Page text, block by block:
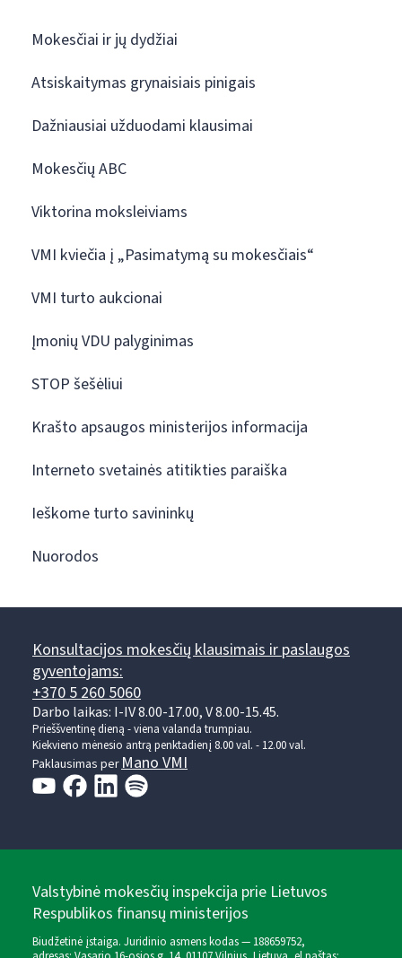
Mokesčiai ir jų dydžiai
Atsiskaitymas grynaisiais pinigais
Dažniausiai užduodami klausimai
Mokesčių ABC
Viktorina moksleiviams
VMI kviečia į „Pasimatymą su mokesčiais“
VMI turto aukcionai
Įmonių VDU palyginimas
STOP šešėliui
Krašto apsaugos ministerijos informacija
Interneto svetainės atitikties paraiška
Ieškome turto savininkų
Nuorodos
Konsultacijos mokesčių klausimais ir paslaugos
gyventojams:
+370 5 260 5060
Darbo laikas: I-IV 8.00-17.00, V 8.00-15.45.
Prieššventinę dieną - viena valanda trumpiau.
Kiekvieno mėnesio antrą penktadienį 8.00 val. - 12.00 val.
Paklausimas perMano VMI
Valstybinė mokesčių inspekcija prie Lietuvos
Respublikos finansų ministerijos
Biudžetinė įstaiga. Juridinio asmens kodas — 188659752,